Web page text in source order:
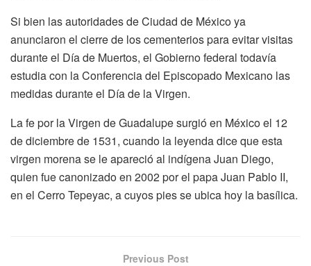
Si bien las autoridades de Ciudad de México ya
anunciaron el cierre de los cementerios para evitar visitas
durante el Día de Muertos, el Gobierno federal todavía
estudia con la Conferencia del Episcopado Mexicano las
medidas durante el Día de la Virgen.
La fe por la Virgen de Guadalupe surgió en México el 12
de diciembre de 1531, cuando la leyenda dice que esta
virgen morena se le apareció al indígena Juan Diego,
quien fue canonizado en 2002 por el papa Juan Pablo II,
en el Cerro Tepeyac, a cuyos pies se ubica hoy la basílica.
Previous Post